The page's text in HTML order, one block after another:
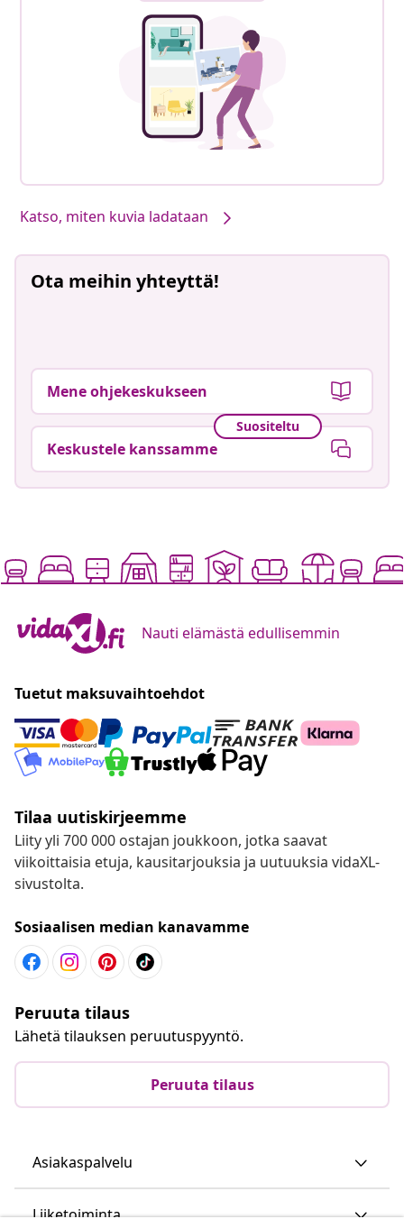
Katso, miten kuvia ladataan
Ota meihin yhteyttä!
Mene ohjekeskukseen
Suositeltu
Keskustele kanssamme
Nauti elämästä edullisemmin
Tuetut maksuvaihtoehdot
Tilaa uutiskirjeemme
Liity yli 700 000 ostajan joukkoon, jotka saavat
viikoittaisia etuja, kausitarjouksia ja uutuuksia vidaXL-
sivustolta.
Sosiaalisen median kanavamme
Peruuta tilaus
Lähetä tilauksen peruutuspyyntö.
Peruuta tilaus
Asiakaspalvelu
Liiketoiminta